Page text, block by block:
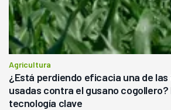
Agricultura
¿Está perdiendo eficacia una de
usadas contra el gusano cogollero?
tecnología clave